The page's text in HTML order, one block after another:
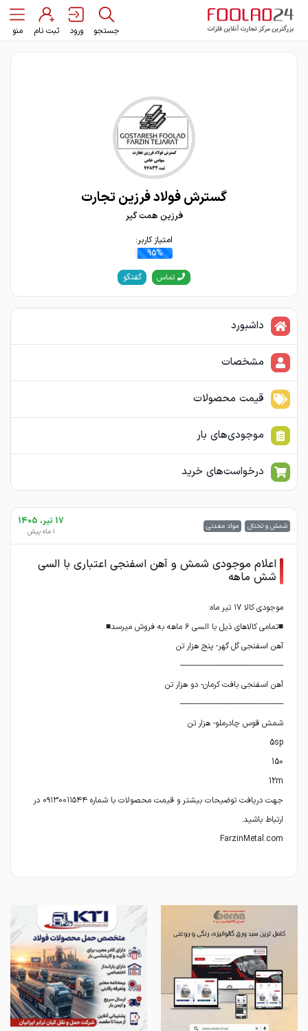
جستجو ورود ثبت نام منو
گسترش فولاد فرزین تجارت
فرزین همت گیر
امتیاز کاربر:
95%
تماس گفتگو
داشبورد
مشخصات
قیمت محصولات
موجودی‌های بار
درخواست‌های خرید
شمش و تختال مواد معدنی 17 تیر، 1405
1 ماه پیش
اعلام موجودی شمش و آهن اسفنجی اعتباری با السی
شش ماهه
جهت دریافت توضیحات بیشتر و قیمت محصولات با شماره ۰۹۱۳۰۰۱۱۵۴۴ در
FarzinMetal.com